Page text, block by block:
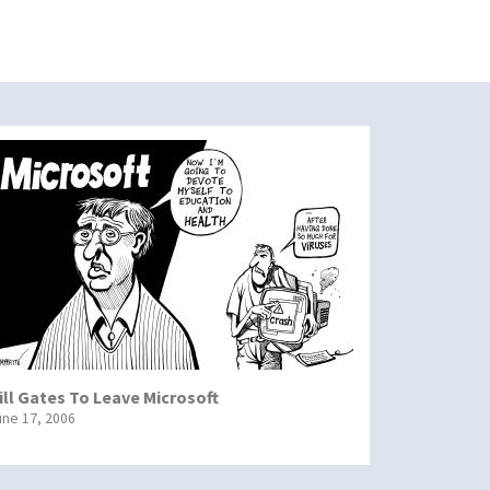
Gates To Leave Microsoft
17, 2006